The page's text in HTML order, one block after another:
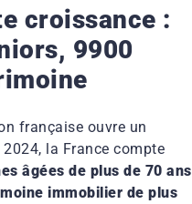
croissance :
9900
française ouvre un
la France compte
âgées de plus de 70 ans
immobilier de plus